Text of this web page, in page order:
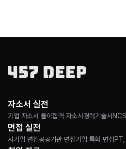
자소서 실전
기업 자소서 풀이 합격 자소서경력기술서
면접 실전
사기업 면접공공기관 면접기업 특화 면접PT,